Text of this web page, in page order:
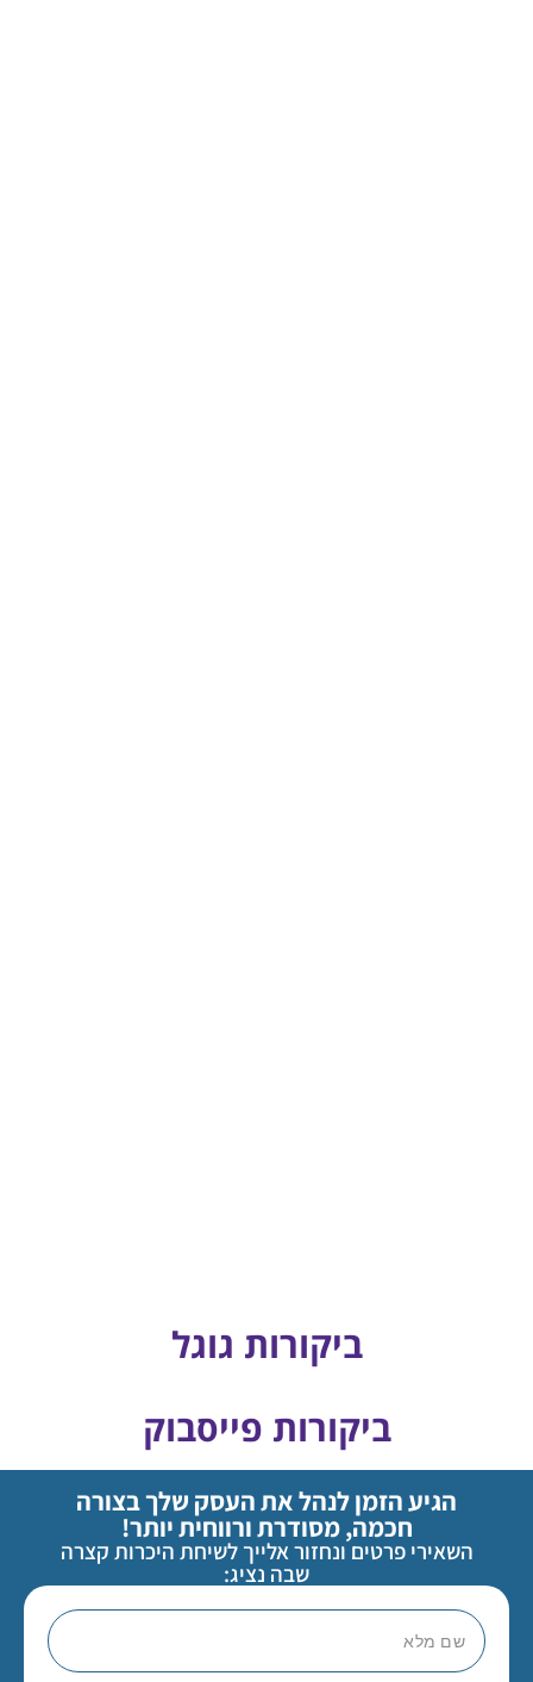
ביקורות גוגל
ביקורות פייסבוק
הגיע הזמן לנהל את העסק שלך בצורה
חכמה, מסודרת ורווחית יותר!
השאירי פרטים ונחזור אלייך לשיחת היכרות קצרה
שבה נציג: